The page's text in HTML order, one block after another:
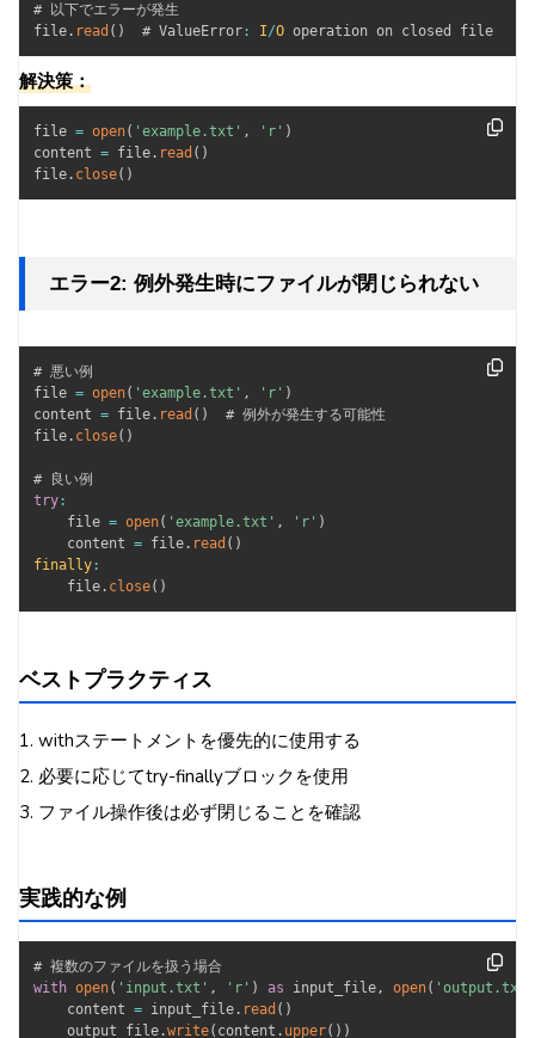
# 以下でエラーが発生
file . read ( )
  # ValueError
: I/O operation on closed file
解決策：
file = open( 'example.txt' , 'r' )
content = file . read ( )
file . close( )
エラー2: 例外発生時にファイルが閉じられない
# 悪い例
file = open( 'example.txt' , 'r' )
content = file . read ( )
  # 例外が発生する可能性
file . close( )
try :
    file
= open( 'example.txt' , 'r' )
    content
= file . read ( )
finally :
    file
. close( )
ベストプラクティス
1. withステートメントを優先的に使用する
2. 必要に応じてtry-finallyブロックを使用
3. ファイル操作後は必ず閉じることを確認
実践的な例
with open( 'input.txt' , 'r' ) as input_file, open( 'output.txt'
    content
= input_file . read ( )
    output_file
.write( content . upper( ) )